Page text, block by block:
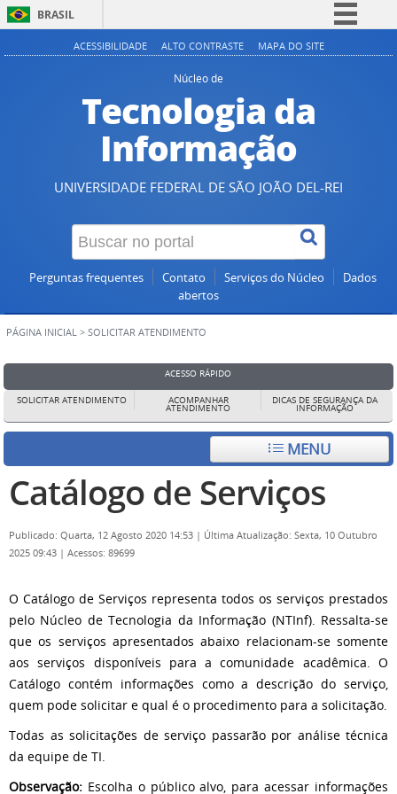
BRASIL
Simplifique!
Participe
Acesso à informação
Legislação
Canais
ACESSIBILIDADE ALTO CONTRASTE MAPA DO SITE
Núcleo de
Tecnologia da
Informação
UNIVERSIDADE FEDERAL DE SÃO JOÃO DEL-REI
Perguntas frequentes Contato Serviços do Núcleo
Dados
abertos
PÁGINA INICIAL > SOLICITAR ATENDIMENTO
ACESSO RÁPIDO
SOLICITAR ATENDIMENTO ACOMPANHAR
ATENDIMENTO
DICAS DE SEGURANÇA DA
INFORMAÇÃO
MENU
Catálogo de Serviços
Publicado: Quarta, 12 Agosto 2020 14:53 | Última Atualização: Sexta, 10 Outubro
2025 09:43 | Acessos: 89699
O Catálogo de Serviços representa todos os serviços prestados
pelo Núcleo de Tecnologia da Informação (NTInf). Ressalta-se
que os serviços apresentados abaixo relacionam-se somente
aos serviços disponíveis para a comunidade acadêmica. O
Catálogo contém informações como a descrição do serviço,
quem pode solicitar e qual é o procedimento para a solicitação.
Todas as solicitações de serviço passarão por análise técnica
da equipe de TI.
Observação: Escolha o público alvo, para acessar informações